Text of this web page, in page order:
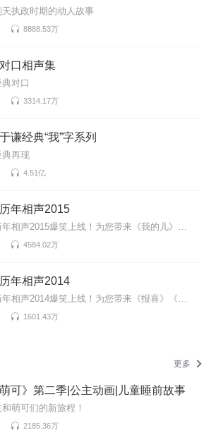
天执政时期的动人故事
8888.53万
口相声集
对口
3314.17万
谦经典“我”字系列
典再现
4.51亿
年相声2015
郭德纲历年相声2015爆笑上线！为您带来《我的儿》《驸马爷》《太子争宠》等高能相声！各种爆笑包袱等你...
4584.02万
年相声2014
郭德纲历年相声2014爆笑上线！为您带来《报喜》《瞧这一家子》《王八托石碑》等高能相声！各种爆笑包袱...
1601.43万
更多
萌可》第二季|公主动画|儿童睡前故事
萌可们的新旅程！
2185.36万